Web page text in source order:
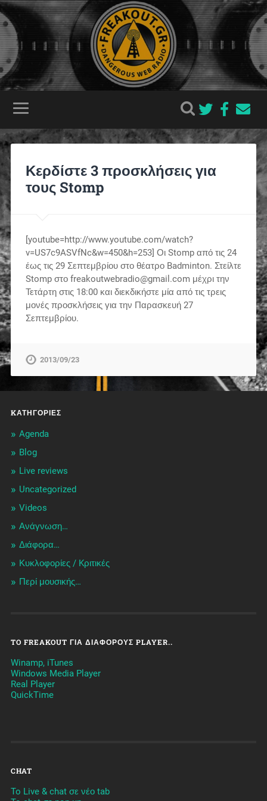
Κερδίστε 3 προσκλήσεις για
τους Stomp
[youtube=http://www.youtube.com/watch?
v=US7c9ASVfNc&w=450&h=253] Οι Stomp από τις 24
έως τις 29 Σεπτεμβρίου στο θέατρο Badminton. Στείλτε
Stomp στο freakoutwebradio@gmail.com μέχρι την
Τετάρτη στις 18:00 και διεκδικήστε μία από τις τρεις
μονές προσκλήσεις για την Παρασκευή 27
Σεπτεμβρίου.
2013/09/23
KΑΤΗΓΟΡΊΕΣ
Agenda
Blog
Live reviews
Uncategorized
Videos
Ανάγνωση…
Διάφορα…
Κυκλοφορίες / Kριτικές
Περί μουσικής…
TO FREAKOUT ΓΙΑ ΔΙΆΦΟΡΟΥΣ PLAYER..
Winamp, iTunes
Windows Media Player
Real Player
QuickTime
CHAT
To Live & chat σε νέο tab